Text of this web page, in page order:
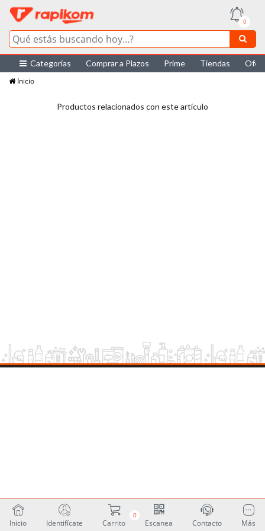
0
Categorías Comprar a Plazos Prime Tiendas
Inicio
Productos relacionados con este artículo
Inicio Identifícate
0
Carrito Escanea Contacto Más